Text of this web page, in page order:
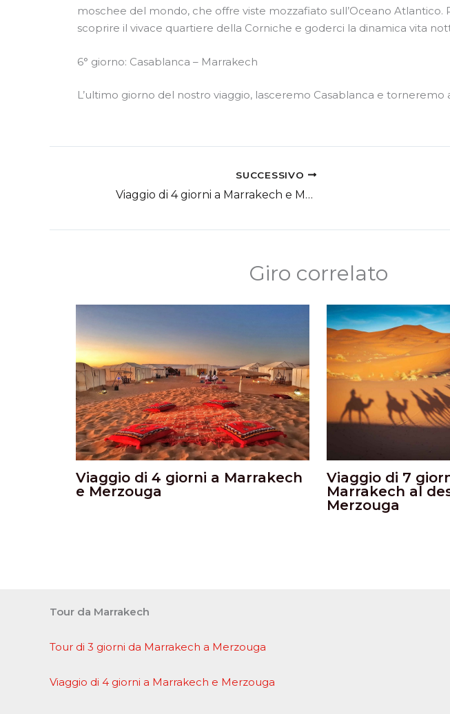
moschee del mondo, che offre viste mozzafiato sull’Oceano Atlantico.
scoprire il vivace quartiere della Corniche e goderci la dinamica vita
6° giorno: Casablanca – Marrakech
L’ultimo giorno del nostro viaggio, lasceremo Casablanca e torneremo
SUCCESSIVO
Viaggio di 4 giorni a Marrakech e Merzouga
Giro correlato
Viaggio di 4 giorni a Marrakech
e Merzouga
Viaggio di 7
Marrakech al
Merzouga
Tour da Marrakech
Tour di 3 giorni da Marrakech a Merzouga
Viaggio di 4 giorni a Marrakech e Merzouga